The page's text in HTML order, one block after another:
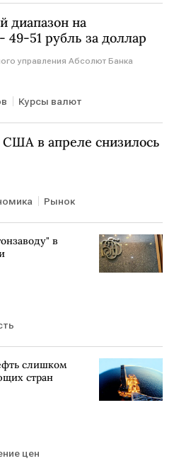
диапазон на
51 рубль за доллар
начальник отдела доверительного управления Абсолют Банка
Курсы валют
в апреле снизилось
Рынок
в
слишком
стран
цен